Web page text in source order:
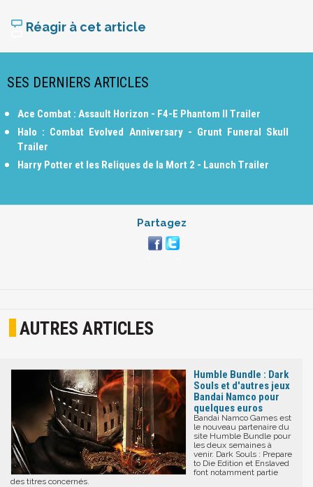
Réagir à cet article
SES DERNIERS ARTICLES
Ace Combat : Assault Horizon - F4-E Phantom II Trailer
Halo : Combat Evolved Anniversary - Grunt Funeral Skull
Trailer
Harry Potter et les Reliques de la Mort 2 - Launch Trailer
Partagez
AUTRES ARTICLES
Humble Bundle : Dark
Souls et d'autres jeux
Bandai Namco pour
quelques euros
Bandai Namco Games est
le nouveau partenaire du
site Humble Bundle pour
les deux semaines à
venir. Dark Souls : Prepare
to Die Edition et Enslaved
font notamment partie
des titres concernés.